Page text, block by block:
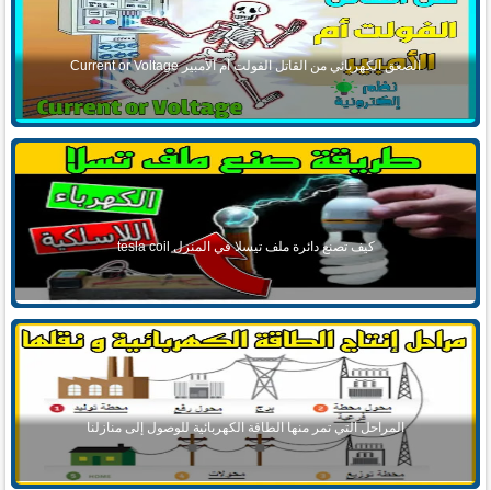
الصعق الكهربائي من القاتل الفولت أم الأمبير Current or Voltage
كيف تصنع دائرة ملف تيسلا في المنزل tesla coil
المراحل التي تمر منها الطاقة الكهربائية للوصول إلى منازلنا